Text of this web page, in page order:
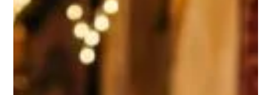
Stage tantra : pourquoi le mot tantra fait-il
peur et que peut réellement vous
apporter un premier stage tantra ?
Stage tantra : pourquoi le mot tantra fait-il peur et que peut
réellement vous apporter un premier stage tantra ?